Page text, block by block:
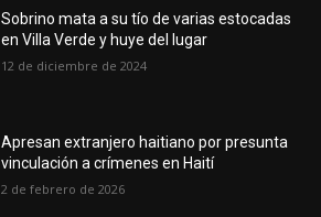
Sobrino mata a su tío de varias estocadas
en Villa Verde y huye del lugar
12 de diciembre de 2024
Apresan extranjero haitiano por presunta
vinculación a crímenes en Haití
2 de febrero de 2026